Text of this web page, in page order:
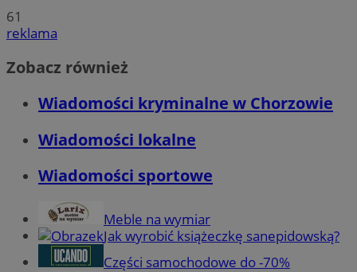
61
reklama
Zobacz również
Wiadomości kryminalne w Chorzowie
Wiadomości lokalne
Wiadomości sportowe
Meble na wymiar
Jak wyrobić książeczkę sanepidowską?
Części samochodowe do -70%